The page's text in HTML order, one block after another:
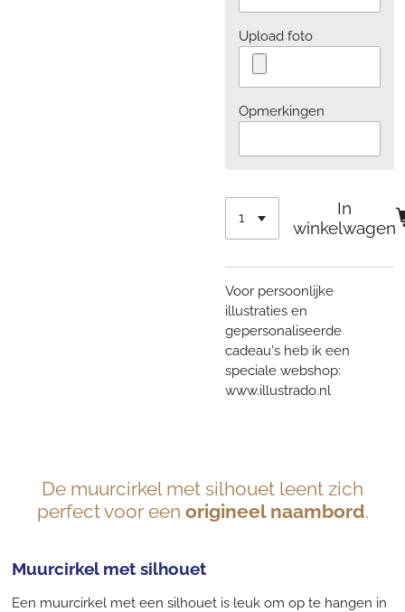
Upload foto
Opmerkingen
In
winkelwagen
Voor persoonlijke
illustraties en
gepersonaliseerde
cadeau's heb ik een
speciale webshop:
www.illustrado.nl
De muurcirkel met silhouet leent zich
perfect voor een origineel naambord.
Muurcirkel met silhouet
Een muurcirkel met een silhouet is leuk om op te hangen in